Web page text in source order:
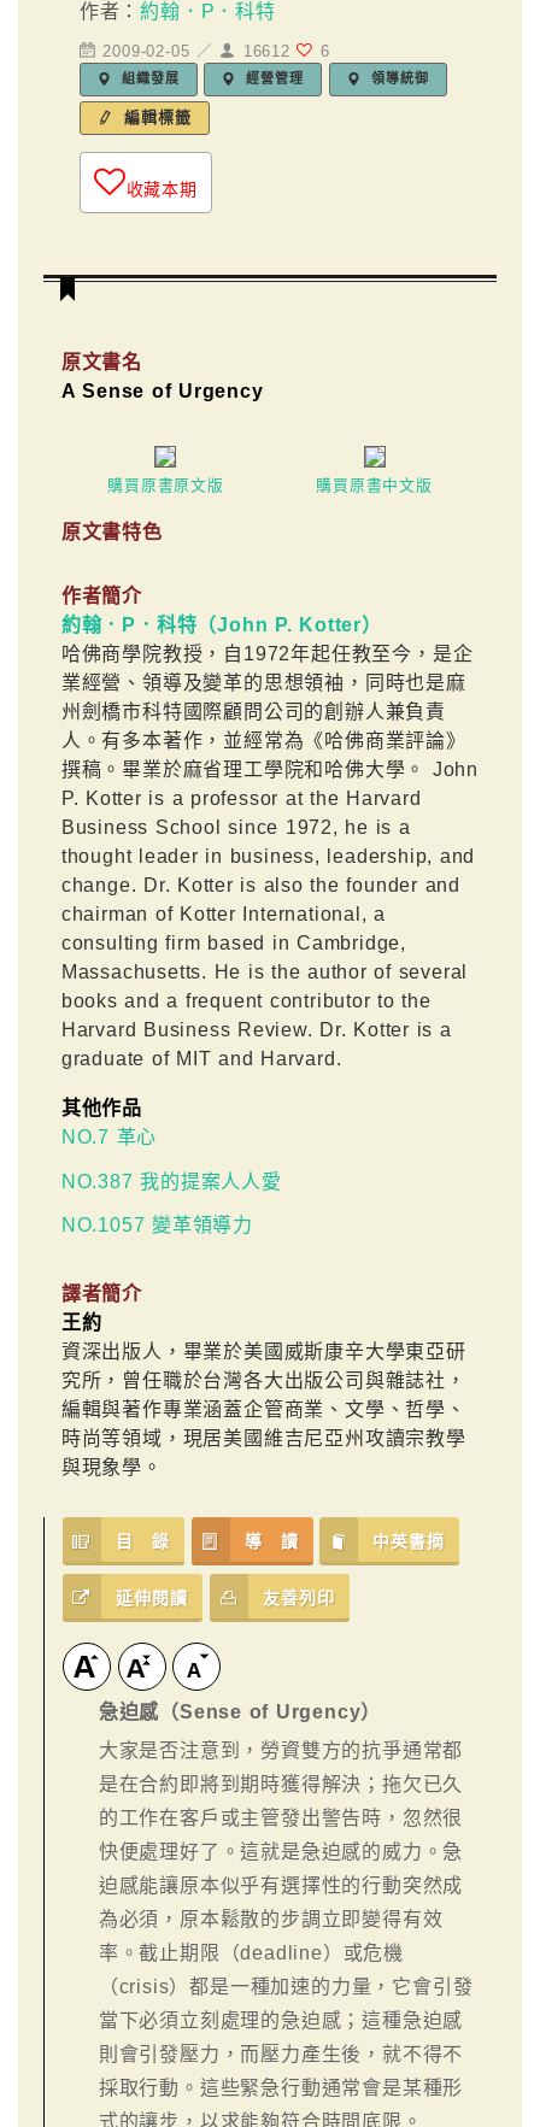
作者：約翰．P．科特
2009-02-05 ／ 16612 6
組織發展 經營管理 領導統御
編輯標籤
收藏本期
原文書名
A Sense of Urgency
購買原書原文版 購買原書中文版
原文書特色
作者簡介
約翰．P．科特（John P. Kotter）
哈佛商學院教授，自1972年起任教至今，是企
業經營、領導及變革的思想領袖，同時也是麻
州劍橋市科特國際顧問公司的創辦人兼負責
人。有多本著作，並經常為《哈佛商業評論》
撰稿。畢業於麻省理工學院和哈佛大學。 John
P. Kotter is a professor at the Harvard
Business School since 1972, he is a
thought leader in business, leadership, and
change. Dr. Kotter is also the founder and
chairman of Kotter International, a
consulting firm based in Cambridge,
Massachusetts. He is the author of several
books and a frequent contributor to the
Harvard Business Review. Dr. Kotter is a
graduate of MIT and Harvard.
其他作品
NO.7 革心
NO.387 我的提案人人愛
NO.1057 變革領導力
譯者簡介
王約
資深出版人，畢業於美國威斯康辛大學東亞研
究所，曾任職於台灣各大出版公司與雜誌社，
編輯與著作專業涵蓋企管商業、文學、哲學、
時尚等領域，現居美國維吉尼亞州攻讀宗教學
與現象學。
目 錄 導 讀 中英書摘
延伸閱讀 友善列印
急迫感（Sense of Urgency）
大家是否注意到，勞資雙方的抗爭通常都
是在合約即將到期時獲得解決；拖欠已久
的工作在客戶或主管發出警告時，忽然很
快便處理好了。這就是急迫感的威力。急
迫感能讓原本似乎有選擇性的行動突然成
為必須，原本鬆散的步調立即變得有效
率。截止期限（deadline）或危機
（crisis）都是一種加速的力量，它會引發
當下必須立刻處理的急迫感；這種急迫感
則會引發壓力，而壓力產生後，就不得不
採取行動。這些緊急行動通常會是某種形
式的讓步，以求能夠符合時間底限。